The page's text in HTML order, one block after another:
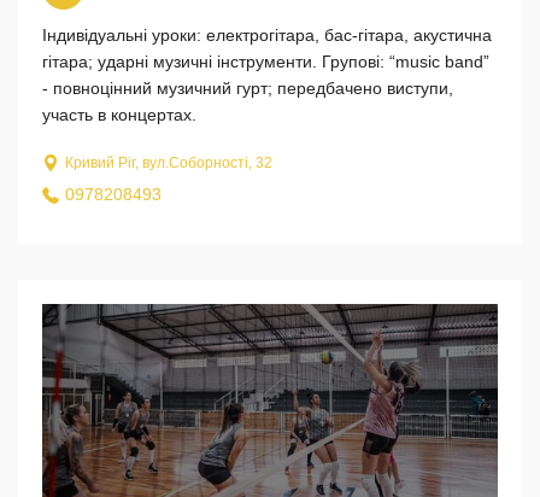
Індивідуальні уроки: електрогітара, бас-гітара, акустична
гітара; ударні музичні інструменти. Групові: “music band”
- повноцінний музичний гурт; передбачено виступи,
участь в концертах.
Кривий Ріг, вул.Соборності, 32
0978208493